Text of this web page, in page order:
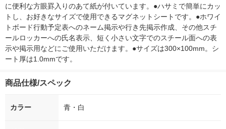
に便利な方眼罫入りのあて紙が付いています。●ハサミで簡単にカッ
トし、お好きなサイズで使用できるマグネットシートです。●ホワイ
トボード行動予定表へのネーム掲示や行き先掲示作成、その他スチ
ールロッカーへの氏名表示、短く小さい文字でのスチール面への表
示や掲示用などにご使用いただけます。●サイズは300×100mm。シ
ート厚は1.0mmです。
商品仕様/スペック
カラー 青・白